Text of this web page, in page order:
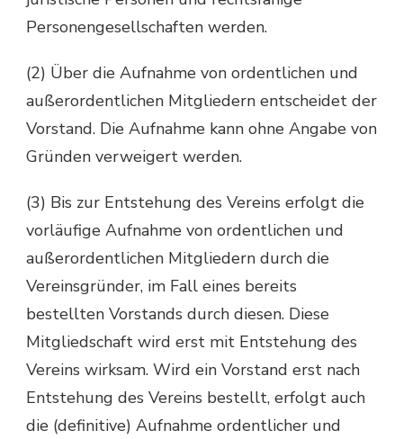
Personengesellschaften werden.
(2) Über die Aufnahme von ordentlichen und
außerordentlichen Mitgliedern entscheidet der
Vorstand. Die Aufnahme kann ohne Angabe von
Gründen verweigert werden.
(3) Bis zur Entstehung des Vereins erfolgt die
vorläufige Aufnahme von ordentlichen und
außerordentlichen Mitgliedern durch die
Vereinsgründer, im Fall eines bereits
bestellten Vorstands durch diesen. Diese
Mitgliedschaft wird erst mit Entstehung des
Vereins wirksam. Wird ein Vorstand erst nach
Entstehung des Vereins bestellt, erfolgt auch
die (definitive) Aufnahme ordentlicher und